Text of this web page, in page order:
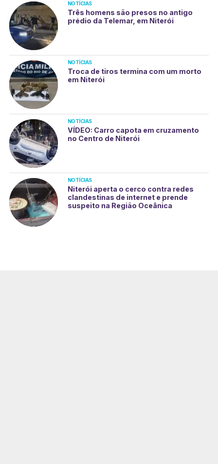
NOTÍCIAS
Três homens são presos no antigo
prédio da Telemar, em Niterói
NOTÍCIAS
Troca de tiros termina com um morto
em Niterói
NOTÍCIAS
VÍDEO: Carro capota em cruzamento
no Centro de Niterói
NOTÍCIAS
Niterói aperta o cerco contra redes
clandestinas de internet e prende
suspeito na Região Oceânica